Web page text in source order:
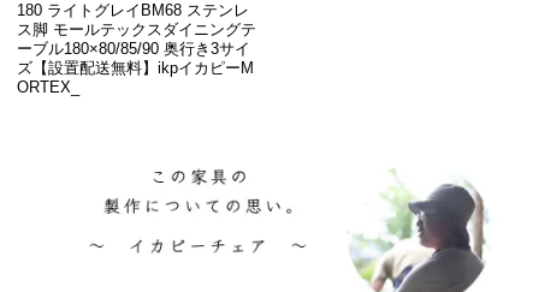
180 ライトグレイBM68 ステンレ
ス脚 モールテックスダイニングテ
ーブル180×80/85/90 奥行き3サイ
ズ【設置配送無料】ikpイカピーM
ORTEX_